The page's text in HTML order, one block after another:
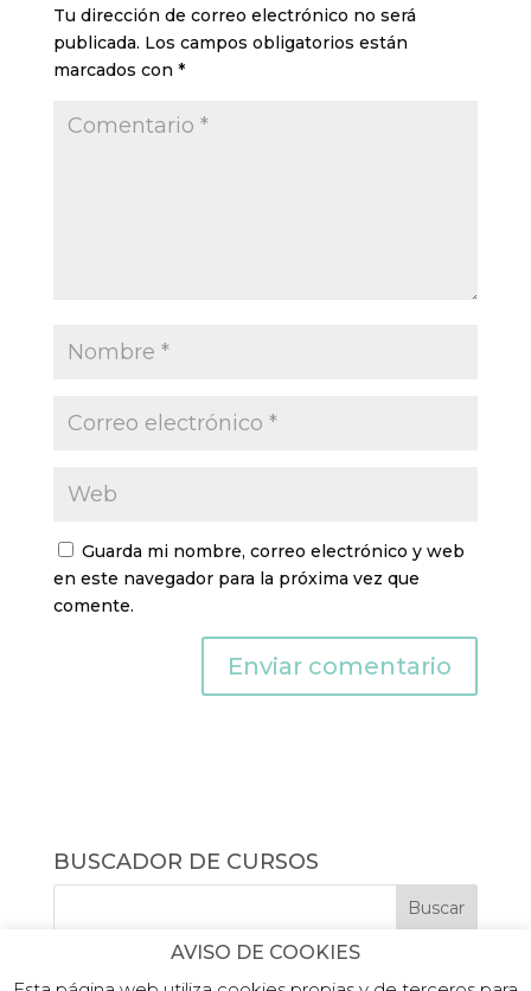
Tu dirección de correo electrónico no será
publicada. Los campos obligatorios están
marcados con *
Guarda mi nombre, correo electrónico y web
en este navegador para la próxima vez que
comente.
BUSCADOR DE CURSOS
AVISO DE COOKIES